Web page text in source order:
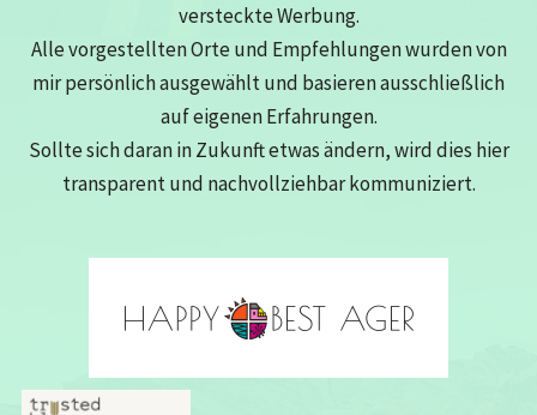
versteckte Werbung.
Alle vorgestellten Orte und Empfehlungen wurden von
mir persönlich ausgewählt und basieren ausschließlich
auf eigenen Erfahrungen.
Sollte sich daran in Zukunft etwas ändern, wird dies hier
transparent und nachvollziehbar kommuniziert.